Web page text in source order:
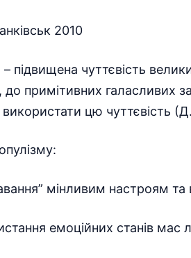
2010
– підвищена чуттєвість
примітивних галасливих
використати цю чуттєвість
мінливим настроям
емоційних станів